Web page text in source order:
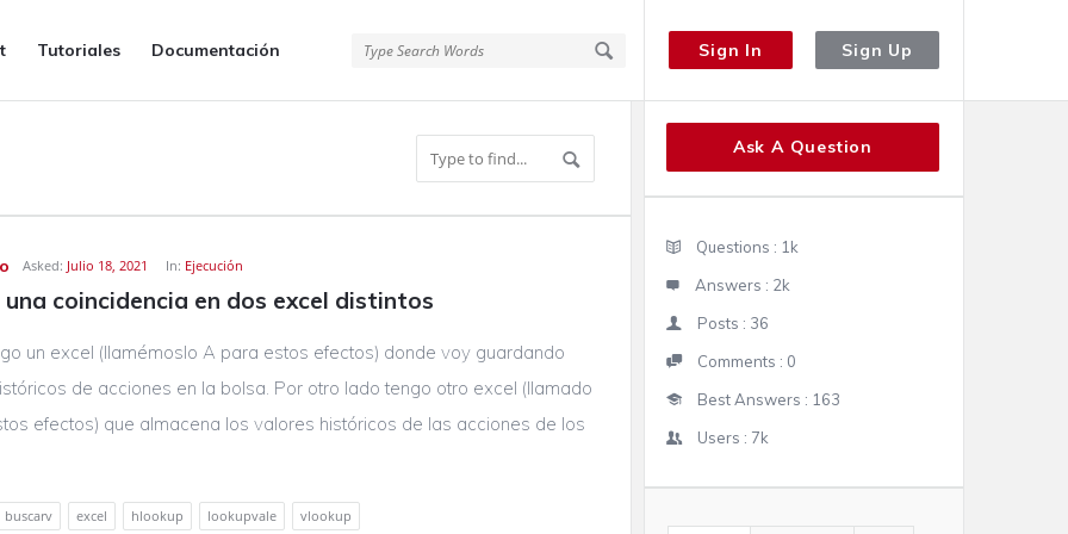
Sign In Sign Up
Tutoriales Documentación
Asked: Julio 18, 2021 In: Ejecución
una coincidencia en dos excel distintos
un excel (llamémoslo A para estos efectos) donde voy guardando
de acciones en la bolsa. Por otro lado tengo otro excel (llamado
efectos) que almacena los valores históricos de las acciones de los
buscarv excel hlookup lookupvale vlookup
Sidebar
Ask A Question
Stats
Questions : 1k
Answers : 2k
Posts : 36
Comments : 0
Best Answers : 163
Users : 7k